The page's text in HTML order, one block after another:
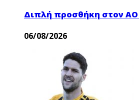
Διπλή προσθήκη στον ΑΟ
06/08/2026